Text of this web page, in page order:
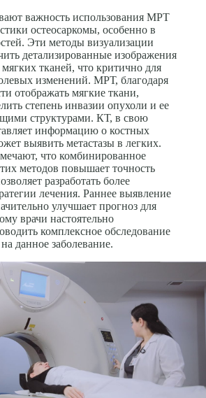
важность использования МРТ
остеосаркомы, особенно в
Эти методы визуализации
детализированные изображения
тканей, что критично для
изменений. МРТ, благодаря
отображать мягкие ткани,
степень инвазии опухоли и ее
структурами. КТ, в свою
информацию о костных
выявить метастазы в легких.
что комбинированное
методов повышает точность
разработать более
лечения. Раннее выявление
улучшает прогноз для
врачи настоятельно
комплексное обследование
данное заболевание.